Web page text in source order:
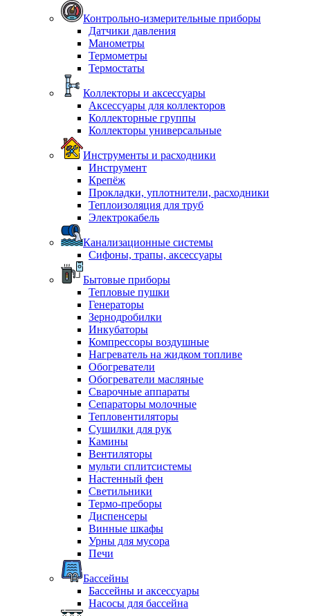
Контрольно-измерительные приборы
Датчики давления
Манометры
Термометры
Термостаты
Коллекторы и аксессуары
Аксессуары для коллекторов
Коллекторные группы
Коллекторы универсальные
Инструменты и расходники
Инструмент
Крепёж
Прокладки, уплотнители, расходники
Теплоизоляция для труб
Электрокабель
Канализационные системы
Сифоны, трапы, аксессуары
Бытовые приборы
Тепловые пушки
Генераторы
Зернодробилки
Инкубаторы
Компрессоры воздушные
Нагреватель на жидком топливе
Обогреватели
Обогреватели масляные
Сварочные аппараты
Сепараторы молочные
Тепловентиляторы
Сушилки для рук
Камины
Вентиляторы
мульти сплитсистемы
Настенный фен
Светильники
Термо-преборы
Диспенсеры
Винные шкафы
Урны для мусора
Печи
Бассейны
Бассейны и аксессуары
Насосы для бассейна